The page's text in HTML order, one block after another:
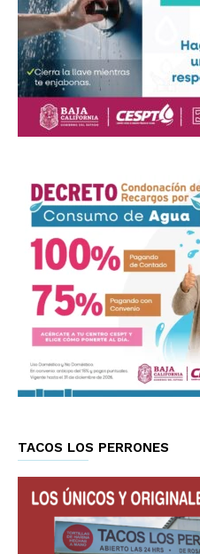
TACOS LOS PERRONES